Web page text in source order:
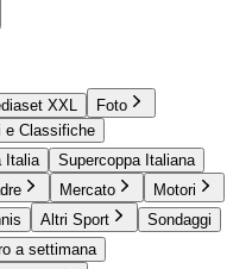
XXL
Foto
e Classifiche
Italia
Supercoppa Italiana
Mercato
Motori
Altri Sport
Sondaggi
a settimana